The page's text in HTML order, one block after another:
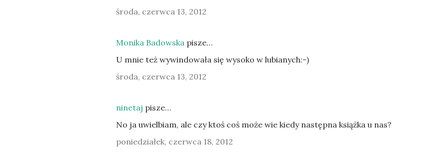
środa, czerwca 13, 2012
Monika Badowska pisze…
U mnie też wywindowała się wysoko w lubianych:-)
środa, czerwca 13, 2012
ninetaj pisze…
No ja uwielbiam, ale czy ktoś coś może wie kiedy następna książka u nas?
poniedziałek, czerwca 18, 2012